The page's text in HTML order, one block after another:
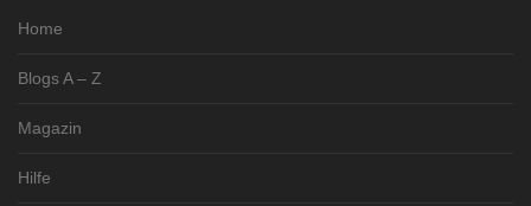
Home
Blogs A – Z
Magazin
Hilfe